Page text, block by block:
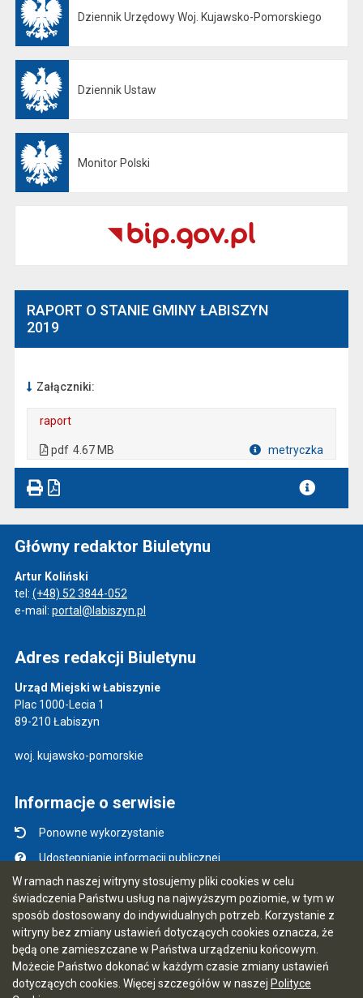
W ramach naszej witryny stosujemy pliki cookies w celu
świadczenia Państwu usług na najwyższym poziomie, w tym w
sposób dostosowany do indywidualnych potrzeb. Korzystanie z
witryny bez zmiany ustawień dotyczących cookies oznacza, że
będą one zamieszczane w Państwa urządzeniu końcowym.
Możecie Państwo dokonać w każdym czasie zmiany ustawień
dotyczących cookies. Więcej szczegółów w naszej Polityce
Dziennik Urzędowy Woj. Kujawsko-Pomorskiego
Dziennik Ustaw
Monitor Polski
RAPORT O STANIE GMINY ŁABISZYN
2019
Załączniki:
raport
pdf 4.67 MB metryczka
Główny redaktor Biuletynu
Artur Koliński
tel: (+48) 52 3844-052
e-mail: portal@labiszyn.pl
Adres redakcji Biuletynu
Urząd Miejski w Łabiszynie
Plac 1000-Lecia 1
89-210 Łabiszyn
woj. kujawsko-pomorskie
Informacje o serwisie
Ponowne wykorzystanie
Udostępnianie informacji publicznej
Mapa serwisu
Instrukcja obsługi
Statystyki oglądalności
Ostatnia aktualizacja BIP: 07.08.2026 09:55